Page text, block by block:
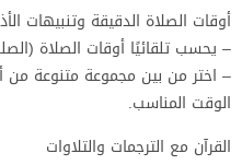
أوقات الصلاة الدقيقة وتنبيهات
– يحسب تلقائيًا أوقات الصلاة
– اختر من بين مجموعة متنوعة من
الوقت المناسب.
القرآن مع الترجمات والتلاوات